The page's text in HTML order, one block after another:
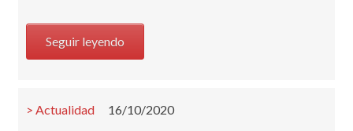
Seguir leyendo
Actualidad 16/10/2020